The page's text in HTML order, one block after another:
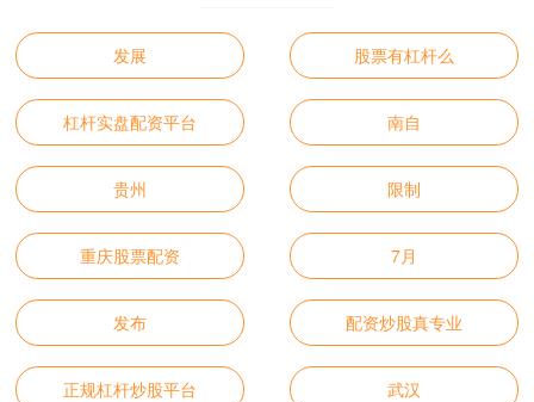
发展 股票有杠杆么
杠杆实盘配资平台 南自
贵州 限制
重庆股票配资 7月
发布 配资炒股真专业
正规杠杆炒股平台 武汉